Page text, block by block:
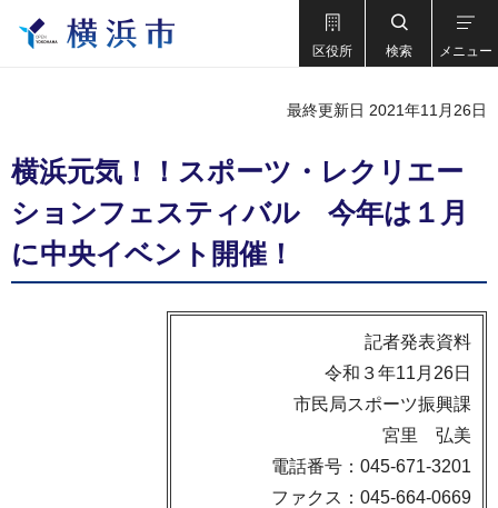
区役所 検索 メニュー
最終更新日 2021年11月26日
横浜元気！！スポーツ・レクリエー
ションフェスティバル 今年は１月
に中央イベント開催！
記者発表資料
令和３年11月26日
市民局スポーツ振興課
宮里 弘美
電話番号：045-671-3201
ファクス：045-664-0669